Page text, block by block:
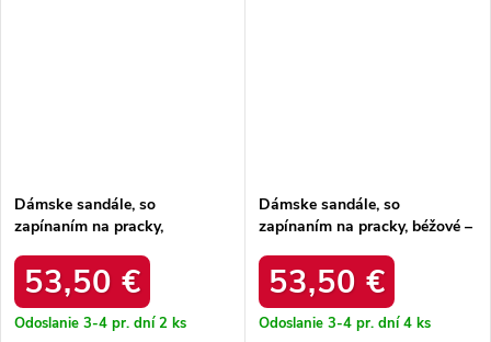
Dámske sandále, so
zapínaním na pracky,
/ tt274249
53,50 €
Odoslanie 3-4 pr. dní2 ks
Dámske sandále, so
zapínaním na pracky, béžové –
53,50 €
Odoslanie 3-4 pr. dní4 ks